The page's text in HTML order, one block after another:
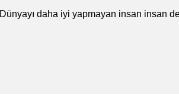
Dünyayı daha iyi yapmayan insan insan